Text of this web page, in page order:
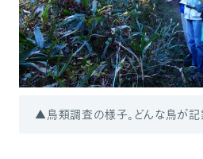
▲鳥類調査の様子。どんな鳥が記